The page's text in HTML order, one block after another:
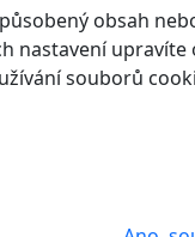
obsah
nastavení
souborů